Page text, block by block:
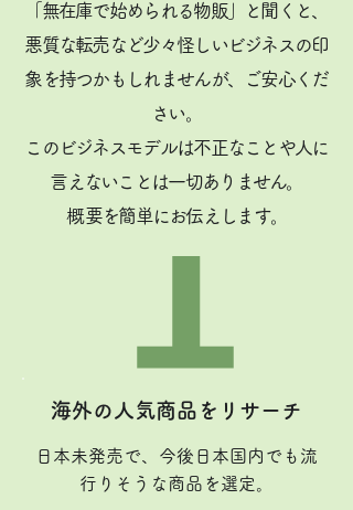
「無在庫で始められる物販」と聞くと、
悪質な転売など少々怪しいビジネスの印
象を持つかもしれませんが、ご安心くだ
さい。
このビジネスモデルは不正なことや人に
言えないことは一切ありません。
​概要を簡単にお伝えします。
海外の人気商品をリサーチ
日本未発売で、今後日本国内でも流
行りそうな商品を選定。